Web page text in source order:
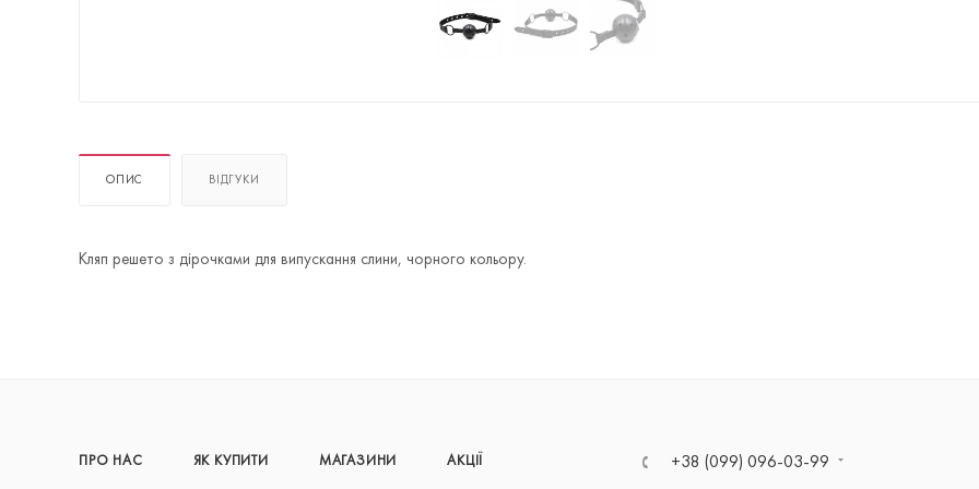
ОПИС ВІДГУКИ
Кляп решето з дірочками для випускання слини, чорного кольору.
ПРО НАС ЯК КУПИТИ МАГАЗИНИ АКЦІЇ +38 (099) 096-03-99